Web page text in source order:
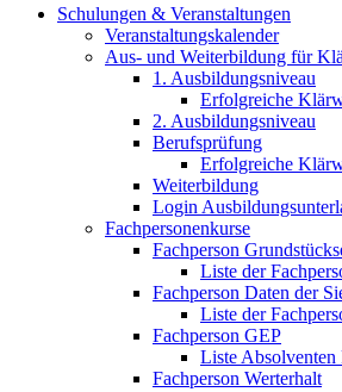
Schulungen & Veranstaltungen
Veranstaltungskalender
Aus- und Weiterbildung für
1. Ausbildungsniveau
Erfolgreiche
2. Ausbildungsniveau
Berufsprüfung
Erfolgreiche
Weiterbildung
Login
Fachpersonenkurse
Fachperson
Liste der
Fachperson Daten der
Liste der
Fachperson GEP
Liste Absolventen
Fachperson Werterhalt